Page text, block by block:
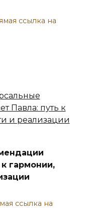
ссылка на
гармонии,
ссылка на